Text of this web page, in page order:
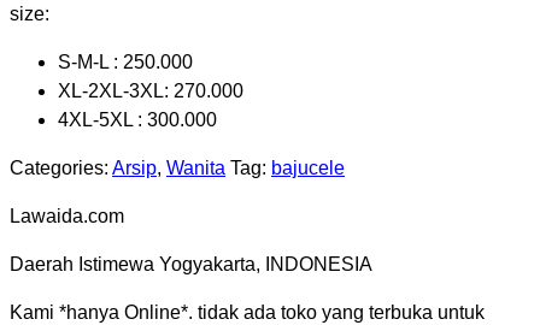
size:
S-M-L : 250.000
XL-2XL-3XL: 270.000
4XL-5XL : 300.000
Categories: Arsip, Wanita Tag: bajucele
Lawaida.com
Daerah Istimewa Yogyakarta, INDONESIA
Kami *hanya Online*. tidak ada toko yang terbuka untuk